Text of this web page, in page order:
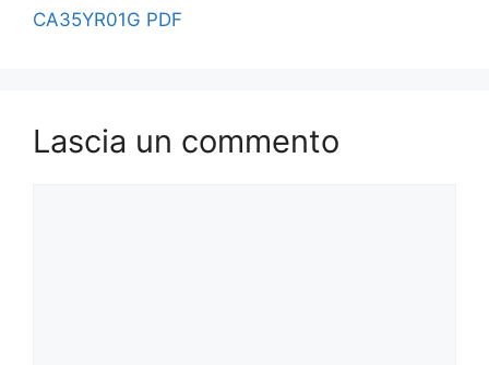
CA35YR01G PDF
Lascia un commento